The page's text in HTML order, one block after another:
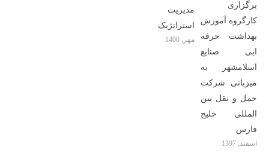
مدیریت
استراتژیک
مهر, 1400
برگزاری
کارگروه آموزش
بهداشت حرفه
ایی صنایع
اسلامشهر به
میزبانی شرکت
حمل و نقل بین
المللی خلیج
فارس
اسفند, 1397